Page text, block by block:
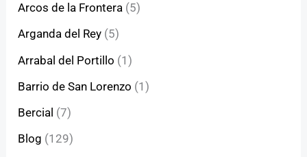
Arcos de la Frontera (5)
Arganda del Rey (5)
Arrabal del Portillo (1)
Barrio de San Lorenzo (1)
Bercial (7)
Blog (129)